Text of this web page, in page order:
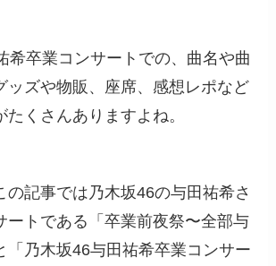
希卒業コンサートでの、曲名や曲
ッズや物販、座席、感想レポなど
くさんありますよね。
の記事では乃木坂46の与田祐希さ
ートである「卒業前夜祭〜全部与
「乃木坂46与田祐希卒業コンサー